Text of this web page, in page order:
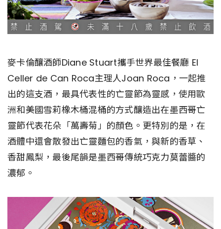
麥卡倫釀酒師Diane Stuart攜手世界最佳餐廳 El
Celler de Can Roca主理人Joan Roca，一起推
出的這支酒，最具代表性的亡靈節為靈感，使用歐
洲和美國雪莉橡木桶混桶的方式釀造出在墨西哥亡
靈節代表花朵「萬壽菊」的顏色。更特別的是，在
酒體中還會散發出亡靈麵包的香氣，與新的香草、
香甜鳳梨，最後尾韻是墨西哥傳統巧克力莫蕾醬的
濃郁。